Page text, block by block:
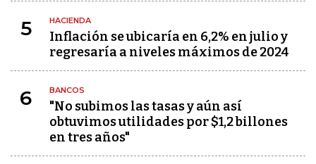
5 HACIENDA
Inflación se ubicaría en 6,2% en julio y
regresaría a niveles máximos de 2024
6 BANCOS
"No subimos las tasas y aún así
obtuvimos utilidades por $1,2 billones
en tres años"